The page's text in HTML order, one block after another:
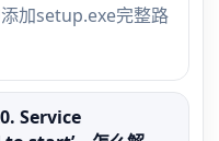
加setup.exe完整路
Service